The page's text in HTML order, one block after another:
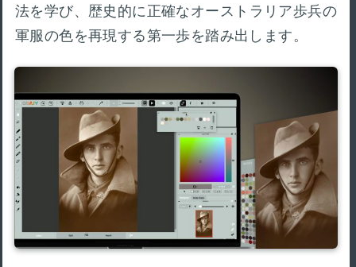
法を学び、歴史的に正確なオーストラリア歩兵の
軍服の色を再現する第一歩を踏み出します。